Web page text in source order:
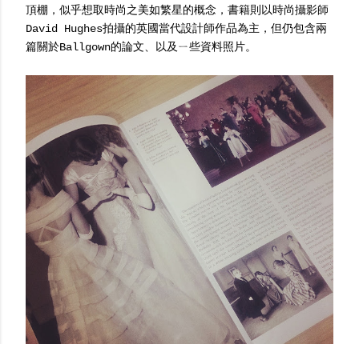
頂棚，似乎想取時尚之美如繁星的概念，書籍則以時尚攝影師
David Hughes拍攝的英國當代設計師作品為主，但仍包含兩
篇關於Ballgown的論文、以及ㄧ些資料照片。